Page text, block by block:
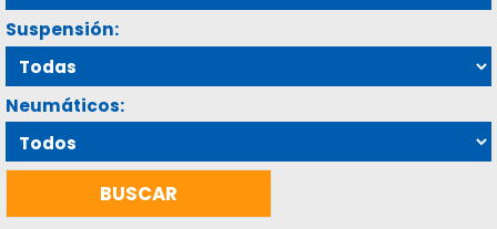
Suspensión:
Neumáticos: